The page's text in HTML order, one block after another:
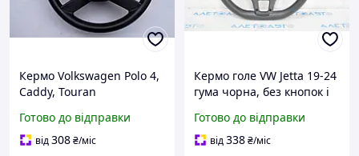
Кермо Volkswagen Polo 4,
Caddy, Touran
6Q0880201A
Готово до відправки
від308₴/міс
Кермо голе VW Jetta 19-24
гума чорна, без кнопок і
Готово до відправки
від338₴/міс